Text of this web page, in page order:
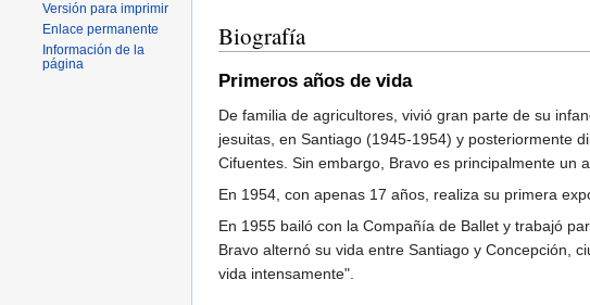
Biografía
Primeros años de vida
De familia de agricultores, vivió gran parte de su
jesuitas, en Santiago (1945-1954) y posteriormente
Cifuentes. Sin embargo, Bravo es principalmente un
En 1954, con apenas 17 años, realiza su primera
En 1955 bailó con la Compañía de Ballet y trabajó
Bravo alternó su vida entre Santiago y Concepción,
vida intensamente".
Versión para imprimir
Enlace permanente
Información de la
página